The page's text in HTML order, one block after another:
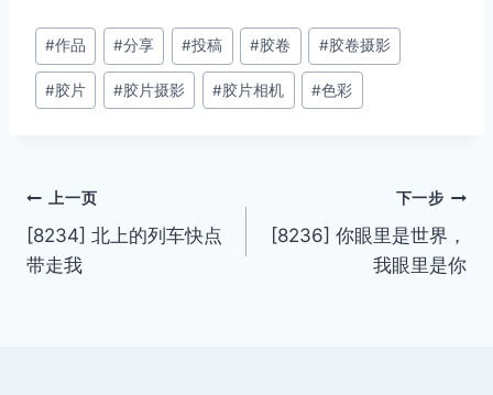
文
章
标
#作品 #分享 #投稿 #胶卷 #胶卷摄影
#胶片 #胶片摄影 #胶片相机 #色彩
文
章
上一页
[8234] 北上的列车快点
带走我
下一步
[8236] 你眼里是世界，
我眼里是你